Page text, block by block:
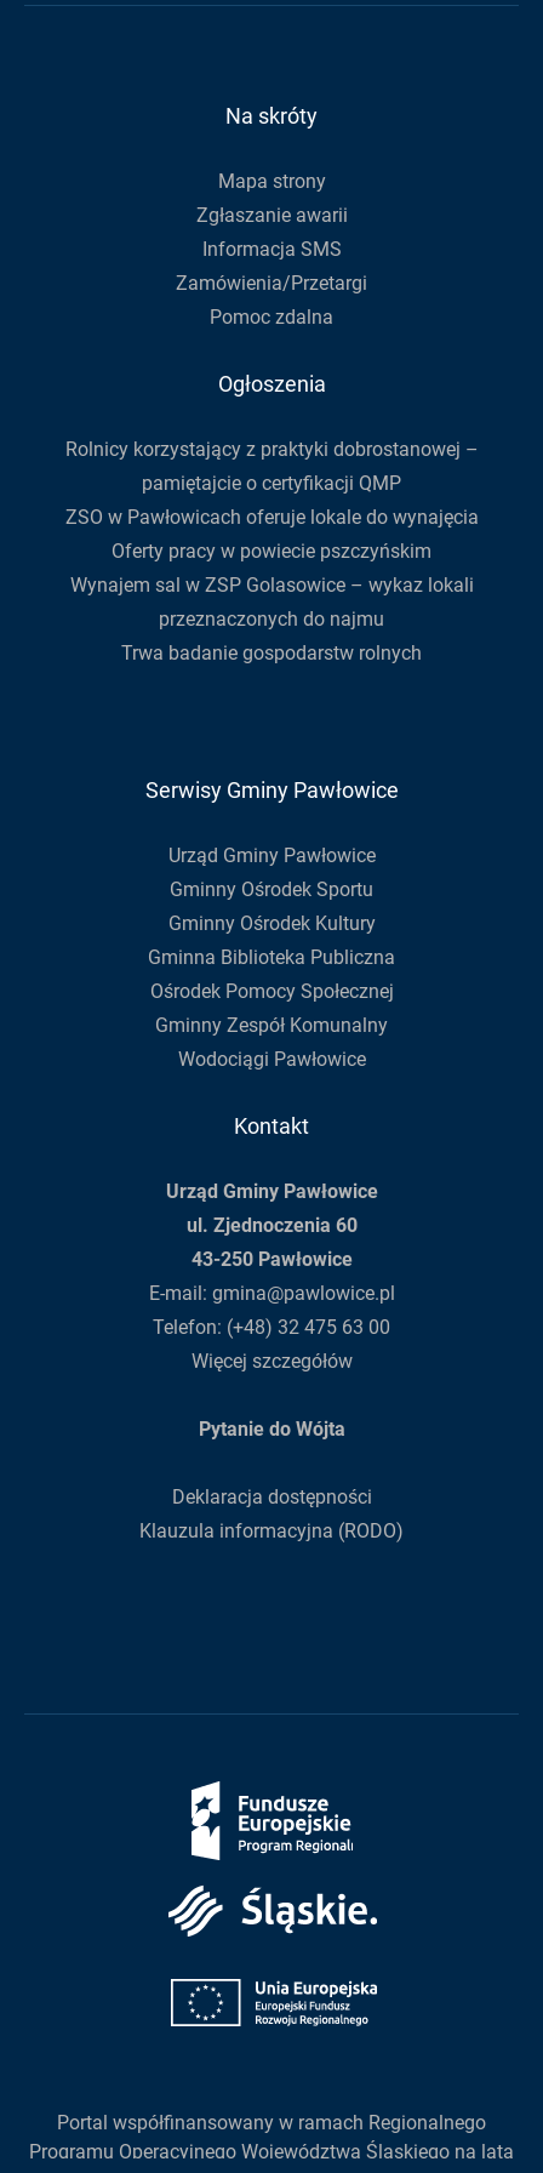
Na skróty
Mapa strony
Zgłaszanie awarii
Informacja SMS
Zamówienia/Przetargi
Pomoc zdalna
Ogłoszenia
Rolnicy korzystający z praktyki dobrostanowej –
pamiętajcie o certyfikacji QMP
ZSO w Pawłowicach oferuje lokale do wynajęcia
Oferty pracy w powiecie pszczyńskim
Wynajem sal w ZSP Golasowice – wykaz lokali
przeznaczonych do najmu
Trwa badanie gospodarstw rolnych
Serwisy Gminy Pawłowice
Urząd Gminy Pawłowice
Gminny Ośrodek Sportu
Gminny Ośrodek Kultury
Gminna Biblioteka Publiczna
Ośrodek Pomocy Społecznej
Gminny Zespół Komunalny
Wodociągi Pawłowice
Kontakt
Urząd Gminy Pawłowice
ul. Zjednoczenia 60
43-250 Pawłowice
E-mail: gmina@pawlowice.pl
Telefon: (+48) 32 475 63 00
Więcej szczegółów
Pytanie do Wójta
Deklaracja dostępności
Klauzula informacyjna (RODO)
Fundusze
Europejskie
Europejska
Portal współfinansowany w ramach Regionalnego
Programu Operacyjnego Województwa Śląskiego na lata